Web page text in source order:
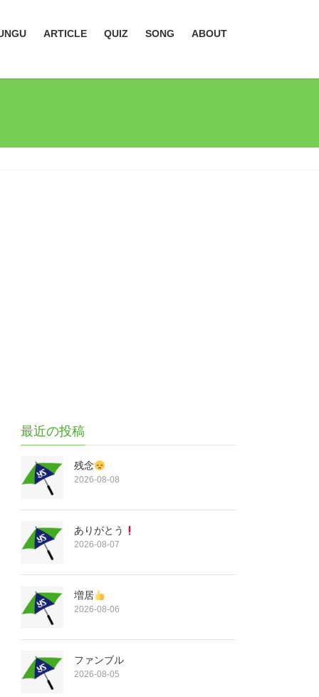
ARTICLE QUIZ SONG ABOUT
最近の投稿
残念
2026-08-08
ありがとう
2026-08-07
増居
2026-08-06
ファンブル
2026-08-05